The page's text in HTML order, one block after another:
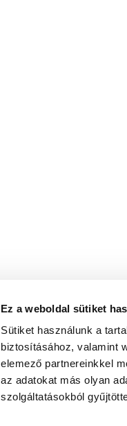
Ez a weboldal sütiket
Sütiket használunk a
biztosításához, valamint
elemező partnereinkkel
az adatokat más olyan
szolgáltatásokból